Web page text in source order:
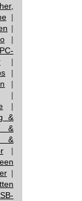
|
|
|
PC-
|
|
|
|
&
&
&
|
|